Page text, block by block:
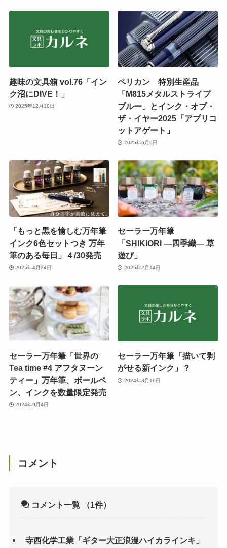
趣味の文具箱 vol.76「イン
ク沼にDIVE！」
2025年12月18日
ペリカン 特別生産品
「M815メタルストライプ
ブルー」とインク・オブ・
ザ・イヤー2025「アプリコ
ットアゲート」
2025年6月6日
「もっと黒を愉しむ万年筆
インク6色セットつき 万年
筆のある毎日」４/30発売
2025年4月24日
セーラー万年筆
「SHIKIORI ―四季織― 草
遊び」
2025年2月14日
セーラー万年筆「世界の
Tea time #4 アフタヌーン
ティー」万年筆、ボールペ
ン、インクを数量限定発売
2024年9月4日
セーラー万年筆「描いて剥
がせる新インク」？
2024年8月16日
コメント
コメント一覧 （1件）
寺西化学工業「ギター大正浪漫ハイカラインキ」